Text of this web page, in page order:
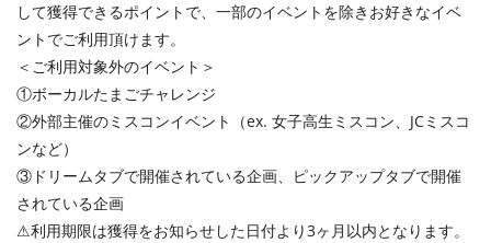
して獲得できるポイントで、一部のイベントを除きお好きなイベ
ントでご利用頂けます。
＜ご利用対象外のイベント＞
①ボーカルたまごチャレンジ
②外部主催のミスコンイベント（ex. 女子高生ミスコン、JCミスコ
ンなど）
③ドリームタブで開催されている企画、ピックアップタブで開催
されている企画
⚠︎利用期限は獲得をお知らせした日付より3ヶ月以内となります。